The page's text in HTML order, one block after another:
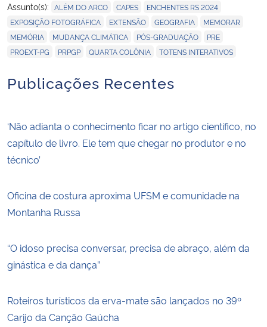
Assunto(s): ALÉM DO ARCO CAPES ENCHENTES RS 2024
EXPOSIÇÃO FOTOGRÁFICA EXTENSÃO GEOGRAFIA MEMORAR
MEMÓRIA MUDANÇA CLIMÁTICA PÓS-GRADUAÇÃO PRE
PROEXT-PG PRPGP QUARTA COLÔNIA TOTENS INTERATIVOS
Publicações Recentes
‘Não adianta o conhecimento ficar no artigo científico, no
capítulo de livro. Ele tem que chegar no produtor e no
técnico’
Oficina de costura aproxima UFSM e comunidade na
Montanha Russa
“O idoso precisa conversar, precisa de abraço, além da
ginástica e da dança”
Roteiros turísticos da erva-mate são lançados no 39º
Carijo da Canção Gaúcha